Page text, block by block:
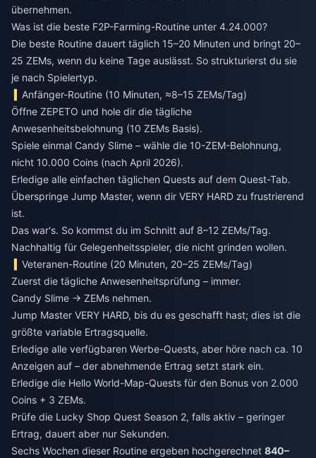
übernehmen.
Was ist die beste F2P-Farming-Routine unter 4.24.000?
Die beste Routine dauert täglich 15–20 Minuten und bringt 20–
25 ZEMs, wenn du keine Tage auslässt. So strukturierst du sie
je nach Spielertyp.
Anfänger-Routine (10 Minuten, ≈8–15 ZEMs/Tag)
Öffne ZEPETO und hole dir die tägliche
Anwesenheitsbelohnung (10 ZEMs Basis).
Spiele einmal Candy Slime – wähle die 10-ZEM-Belohnung,
nicht 10.000 Coins (nach April 2026).
Erledige alle einfachen täglichen Quests auf dem Quest-Tab.
Überspringe Jump Master, wenn dir VERY HARD zu frustrierend
ist.
Das war's. So kommst du im Schnitt auf 8–12 ZEMs/Tag.
Nachhaltig für Gelegenheitsspieler, die nicht grinden wollen.
Veteranen-Routine (20 Minuten, 20–25 ZEMs/Tag)
Zuerst die tägliche Anwesenheitsprüfung – immer.
Candy Slime → ZEMs nehmen.
Jump Master VERY HARD, bis du es geschafft hast; dies ist die
größte variable Ertragsquelle.
Erledige alle verfügbaren Werbe-Quests, aber höre nach ca. 10
Anzeigen auf – der abnehmende Ertrag setzt stark ein.
Erledige die Hello World-Map-Quests für den Bonus von 2.000
Coins + 3 ZEMs.
Prüfe die Lucky Shop Quest Season 2, falls aktiv – geringer
Ertrag, dauert aber nur Sekunden.
Sechs Wochen dieser Routine ergeben hochgerechnet 840–